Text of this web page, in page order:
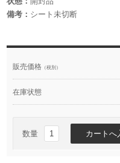
備考： シート未切断
販売価格 （税別）
在庫状態
数量